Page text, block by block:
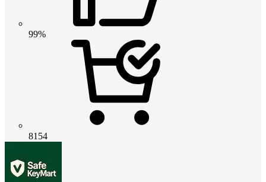
99%
8154